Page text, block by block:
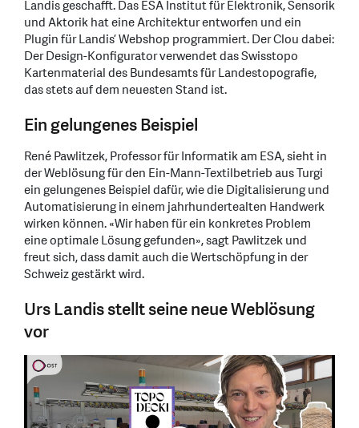
Landis geschafft. Das ESA Institut für Elektronik, Sensorik
und Aktorik hat eine Architektur entworfen und ein
Plugin für Landis’ Webshop programmiert. Der Clou dabei:
Der Design-Konfigurator verwendet das Swisstopo
Kartenmaterial des Bundesamts für Landestopografie,
das stets auf dem neuesten Stand ist.
Ein gelungenes Beispiel
René Pawlitzek, Professor für Informatik am ESA, sieht in
der Weblösung für den Ein-Mann-Textilbetrieb aus Turgi
ein gelungenes Beispiel dafür, wie die Digitalisierung und
Automatisierung in einem jahrhundertealten Handwerk
wirken können. «Wir haben für ein konkretes Problem
eine optimale Lösung gefunden», sagt Pawlitzek und
freut sich, dass damit auch die Wertschöpfung in der
Schweiz gestärkt wird.
Urs Landis stellt seine neue Weblösung
vor